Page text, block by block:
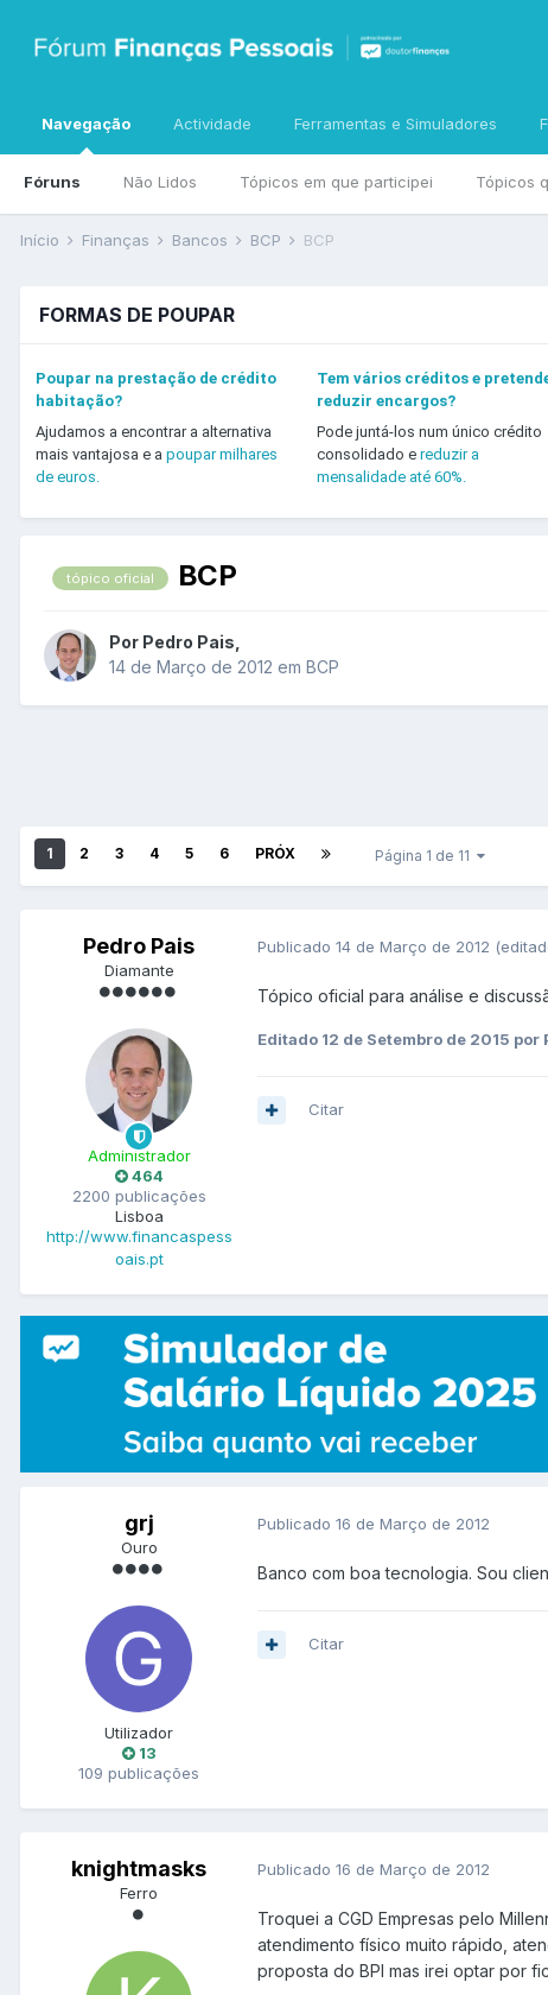
Navegação
Fóruns Não Lidos Tópicos em que participei Tópicos
Actividade Ferramentas e Simuladores
Início Finanças Bancos BCP BCP
FORMAS DE POUPAR
Poupar na prestação de crédito
habitação?
Ajudamos a encontrar a alternativa
mais vantajosa e a poupar milhares
de euros.
Tem vários créditos e
reduzir encargos?
Pode juntá-los num único crédito
consolidado ereduzir a
mensalidade até 60%.
tópico oficial BCP
Por Pedro Pais
14 de Março de 2012 em BCP
1 2 3 4 5 6 PRÓX Página 1 de 11
Pedro Pais
Diamante
Administrador
464
2200 publicações
Lisboa
http://www.financaspess
oais.pt
Publicado 14 de Março de 2012
Tópico oficial para análise e
Editado 12 de Setembro de 2015 por
Citar
grj
Ouro
Utilizador
13
109 publicações
Publicado 16 de Março de 2012
Banco com boa tecnologia. Sou
Citar
knightmasks
Ferro
Publicado 16 de Março de 2012
Troquei a CGD Empresas pelo
atendimento físico muito rápido,
proposta do BPI mas irei optar por